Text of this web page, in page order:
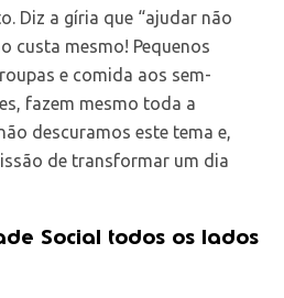
Diz a gíria que “ajudar não
custa mesmo! Pequenos
e comida aos sem-
fazem mesmo toda a
descuramos este tema e,
de transformar um dia
Social todos os lados